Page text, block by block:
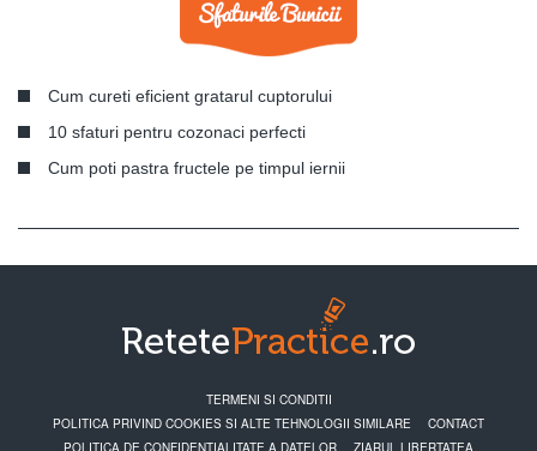
Cum cureti eficient gratarul cuptorului
10 sfaturi pentru cozonaci perfecti
Cum poti pastra fructele pe timpul iernii
TERMENI SI CONDITII
POLITICA PRIVIND COOKIES SI ALTE TEHNOLOGII SIMILARE
CONTACT
POLITICA DE CONFIDENTIALITATE A DATELOR
ZIARUL LIBERTATEA